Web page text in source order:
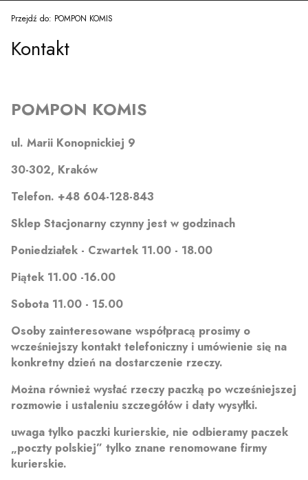
Przejdź do: POMPON KOMIS
Kontakt
POMPON KOMIS
ul. Marii Konopnickiej 9
30-302, Kraków
Telefon. +48 604-128-843
Sklep Stacjonarny czynny jest w godzinach
Poniedziałek - Czwartek 11.00 - 18.00
Piątek 11.00 -16.00
Sobota 11.00 - 15.00
Osoby zainteresowane współpracą prosimy o
wcześniejszy kontakt telefoniczny i umówienie się na
konkretny dzień na dostarczenie rzeczy.
Można również wysłać rzeczy paczką po wcześniejszej
rozmowie i ustaleniu szczegółów i daty wysyłki.
uwaga tylko paczki kurierskie, nie odbieramy paczek
„poczty polskiej” tylko znane renomowane firmy
kurierskie.